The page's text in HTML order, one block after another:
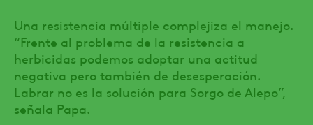
Una resistencia múltiple complejiza el manejo.
“Frente al problema de la resistencia a
herbicidas podemos adoptar una actitud
negativa pero también de desesperación.
Labrar no es la solución para Sorgo de Alepo”,
señala Papa.